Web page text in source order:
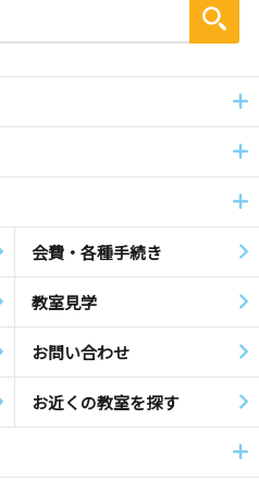
会費・各種手続き
教室見学
お問い合わせ
お近くの教室を探す